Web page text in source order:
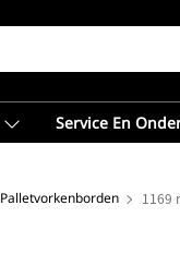
Service En
Palletvorkenborden 1169